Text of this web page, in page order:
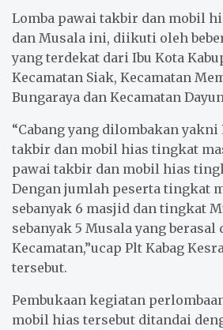
Lomba pawai takbir dan mobil
dan Musala ini, diikuti oleh
yang terdekat dari Ibu Kota
Kecamatan Siak, Kecamatan
Bungaraya dan Kecamatan
“Cabang yang dilombakan yakni
takbir dan mobil hias tingkat
pawai takbir dan mobil hias
Dengan jumlah peserta tingkat
sebanyak 6 masjid dan tingkat
sebanyak 5 Musala yang berasal
Kecamatan,”ucap Plt Kabag
tersebut.
Pembukaan kegiatan
mobil hias tersebut ditandai